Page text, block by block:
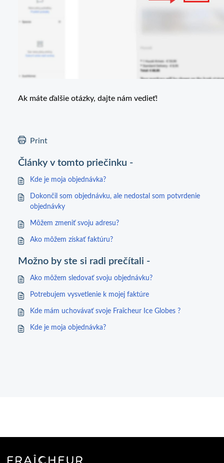
Ak máte ďalšie otázky, dajte nám vedieť!
Print
Články v tomto priečinku -
Kde je moja objednávka?
Dokončil som objednávku, ale nedostal som potvrdenie
objednávky
Môžem zmeniť svoju adresu?
Ako môžem získať faktúru?
Možno by ste si radi prečítali -
Ako môžem sledovať svoju objednávku?
Potrebujem vysvetlenie k mojej faktúre
Kde mám uchovávať svoje Fraîcheur Ice Globes ?
Kde je moja objednávka?